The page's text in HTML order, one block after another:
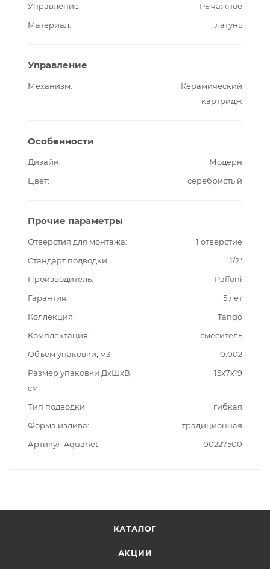
Управление
Рычажное
Материал
латунь
Управление
Механизм
Керамический
картридж
Особенности
Дизайн
Модерн
Цвет
серебристый
Прочие параметры
Отверстия для монтажа
1 отверстие
Стандарт подводки
1/2"
Производитель
Paffoni
Гарантия
5 лет
Коллекция
Tango
Комплектация
смеситель
Объём упаковки, м3
0.002
Размер упаковки ДxШxВ,
см
15x7x19
Тип подводки
гибкая
Форма излива
традиционная
Артикул Aquanet
00227500
КАТАЛОГ
АКЦИИ